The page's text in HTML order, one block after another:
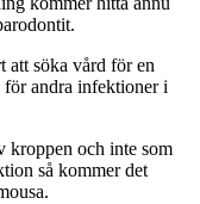
att söka vård för en
andra infektioner i
kroppen och inte som
så kommer det